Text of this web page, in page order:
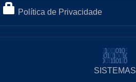
Política de Privacidade
SISTEMAS